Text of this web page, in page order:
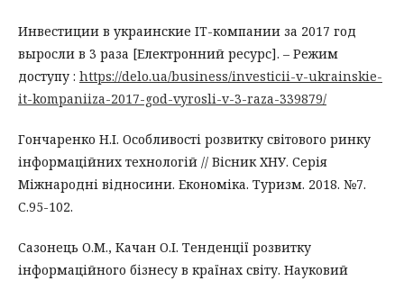
Инвестиции в украинские IT-компании за 2017 год
выросли в 3 раза [Електронний ресурс]. – Режим
доступу : https://delo.ua/business/investicii-v-ukrainskie-
it-kompaniiza-2017-god-vyrosli-v-3-raza-339879/
Гончаренко Н.І. Особливості розвитку світового ринку
інформаційних технологій // Вісник ХНУ. Серія
Міжнародні відносини. Економіка. Туризм. 2018. №7.
С.95-102.
Сазонець О.М., Качан О.І. Тенденції розвитку
інформаційного бізнесу в країнах світу. Науковий